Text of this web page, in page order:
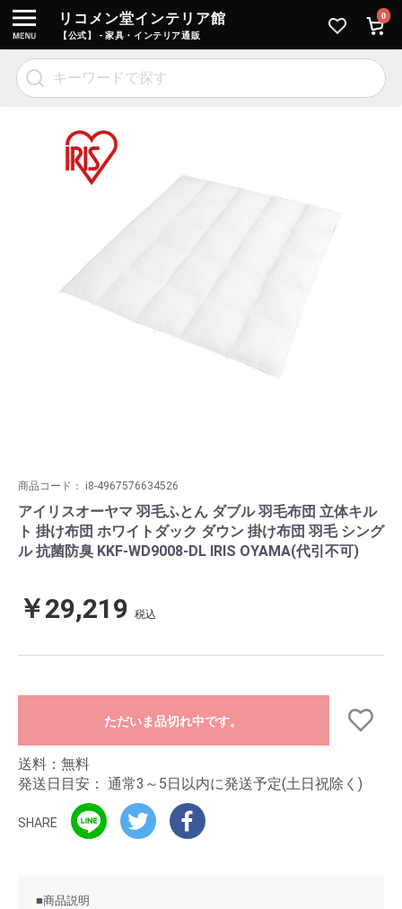
リコメン堂インテリア館
【公式】 - 家具・インテリア通販
0
商品コード： i8-4967576634526
アイリスオーヤマ 羽毛ふとん ダブル 羽毛布団 立体キル
ト 掛け布団 ホワイトダック ダウン 掛け布団 羽毛 シング
ル 抗菌防臭 KKF-WD9008-DL IRIS OYAMA(代引不可)
￥29,219 税込
ただいま品切れ中です。
送料：無料
発送日目安： 通常3～5日以内に発送予定(土日祝除く)
SHARE
■商品説明